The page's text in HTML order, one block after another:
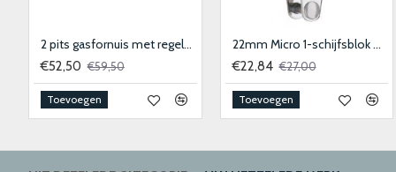
60mm Element 1-schijfsblok
€65,65 €73,75
Toevoegen
Aanlegring RVS 40x50 mm
€9,90
€10,50
Toevoegen